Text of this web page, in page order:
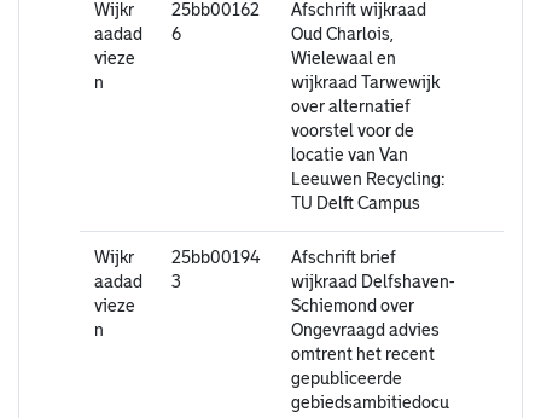
Wijkr
aadad
vieze
n
25bb00162
6
Afschrift wijkraad
Oud Charlois,
Wielewaal en
wijkraad Tarwewijk
over alternatief
voorstel voor de
locatie van Van
Leeuwen Recycling:
TU Delft Campus
Wijkr
aadad
vieze
n
25bb00194
3
Afschrift brief
wijkraad Delfshaven-
Schiemond over
Ongevraagd advies
omtrent het recent
gepubliceerde
gebiedsambitiedocu